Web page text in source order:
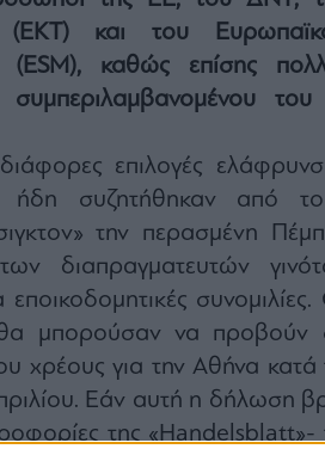
(ΕΚΤ) και του
καθώς επίσης
συμπεριλαμβανομένου του
επιλογές
ήδη συζητήθηκαν από
την περασμένη
διαπραγματευτών
συνομιλίες.
θα μπορούσαν να προβούν
χρέους για την Αθήνα κατά
Εάν αυτή η δήλωση
της «Handelsblatt»-